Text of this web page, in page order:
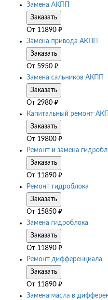
Замена АКПП
Заказать
От 11890 ₽
Замена привода АКПП
Заказать
От 5950 ₽
Замена сальников АКПП
Заказать
От 2980 ₽
Капитальный ремонт
Заказать
От 19800 ₽
Ремонт и замена
Заказать
От 11890 ₽
Ремонт гидроблока
Заказать
От 15850 ₽
Замена гидроблока
Заказать
От 11890 ₽
Ремонт дифференциала
Заказать
От 11890 ₽
Замена масла в